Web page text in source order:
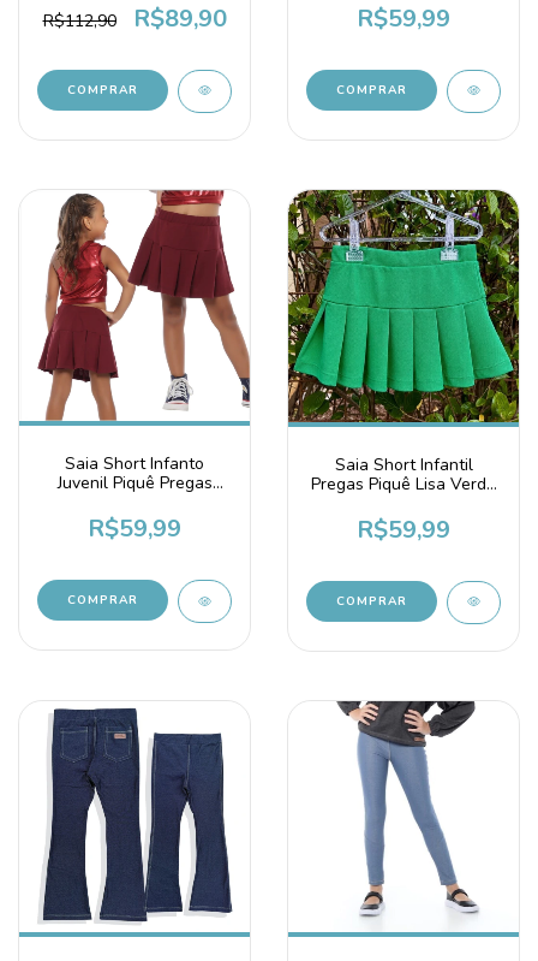
R$112,90
R$89,90
COMPRAR
R$59,99
COMPRAR
Saia Short Infanto
Juvenil Piquê Pregas
R$59,99
COMPRAR
Saia Short Infantil
Pregas Piquê Lisa Verde
R$59,99
COMPRAR